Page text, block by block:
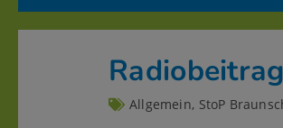
Allgemein, StoP